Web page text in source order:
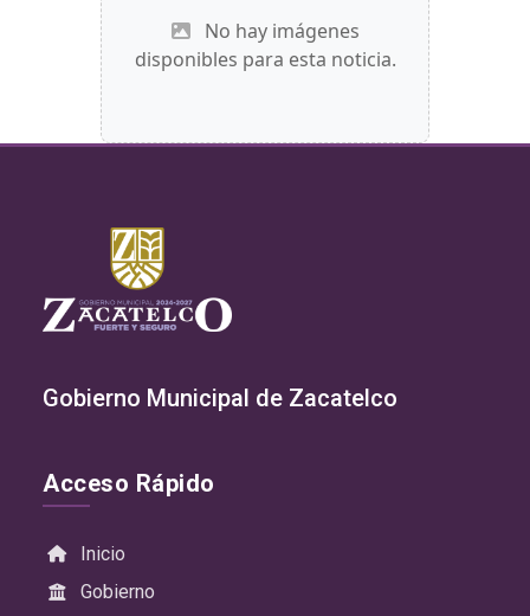
No hay imágenes
disponibles para esta noticia.
Gobierno Municipal de Zacatelco
Acceso Rápido
Inicio
Gobierno